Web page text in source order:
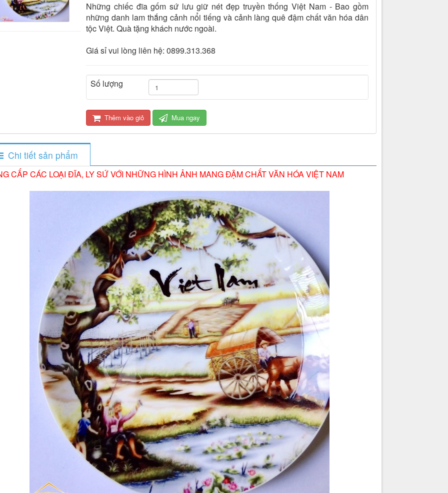
Những chiếc đĩa gốm sứ lưu giữ nét đẹp truyền thống Việt Nam - Bao gồm
những danh lam thắng cảnh nổi tiếng và cảnh làng quê đậm chất văn hóa dân
tộc Việt. Quà tặng khách nước ngoài.
Giá sỉ vui lòng liên hệ: 0899.313.368
Số lượng
Thêm vào giỏ Mua ngay
Chi tiết sản phẩm
CẤP CÁC LOẠI ĐĨA, LY SỨ VỚI NHỮNG HÌNH ẢNH MANG ĐẬM CHẤT VĂN HÓA VIỆT NAM